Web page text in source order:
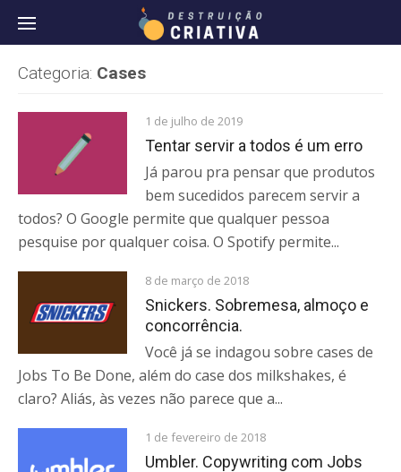
Categoria: Cases
1 de julho de 2019
Tentar servir a todos é um erro
Já parou pra pensar que produtos
bem sucedidos parecem servir a
todos? O Google permite que qualquer pessoa
pesquise por qualquer coisa. O Spotify permite...
8 de março de 2018
Snickers. Sobremesa, almoço e
concorrência.
Você já se indagou sobre cases de
Jobs To Be Done, além do case dos milkshakes, é
claro? Aliás, às vezes não parece que a...
1 de fevereiro de 2018
Umbler. Copywriting com Jobs